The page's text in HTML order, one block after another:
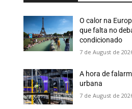
O calor na
que falta no
condicionado
7 de August de
A hora de
urbana
7 de August de